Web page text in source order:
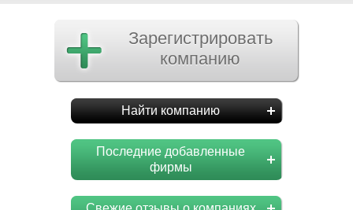
Зарегистрировать
компанию
Найти компанию
Последние добавленные
фирмы